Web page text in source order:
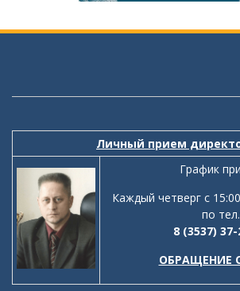
Личный прием
График
Каждый четверг с
по
8 (3537)
ОБРАЩЕНИЕ